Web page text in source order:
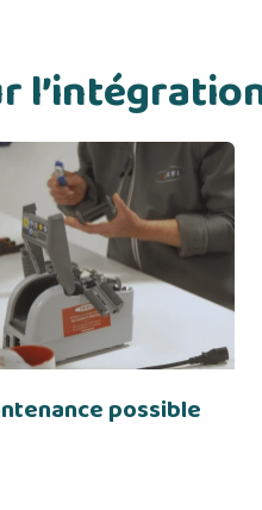
possible